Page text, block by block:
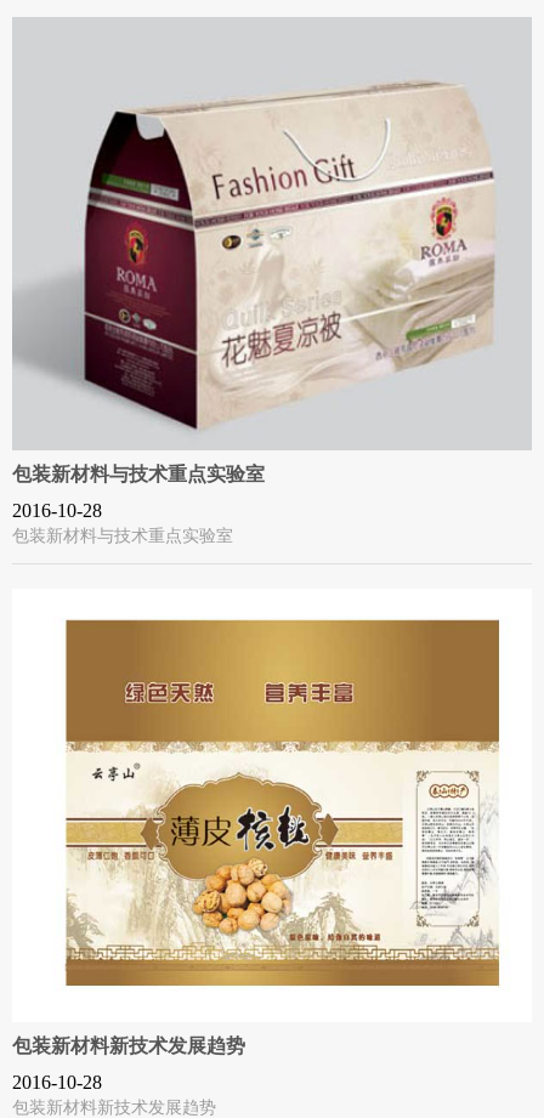
包装新材料与技术重点实验室
2016-10-28
包装新材料与技术重点实验室
包装新材料新技术发展趋势
2016-10-28
包装新材料新技术发展趋势